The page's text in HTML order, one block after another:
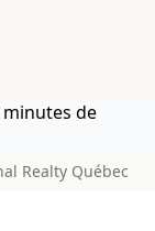
Realty Québec